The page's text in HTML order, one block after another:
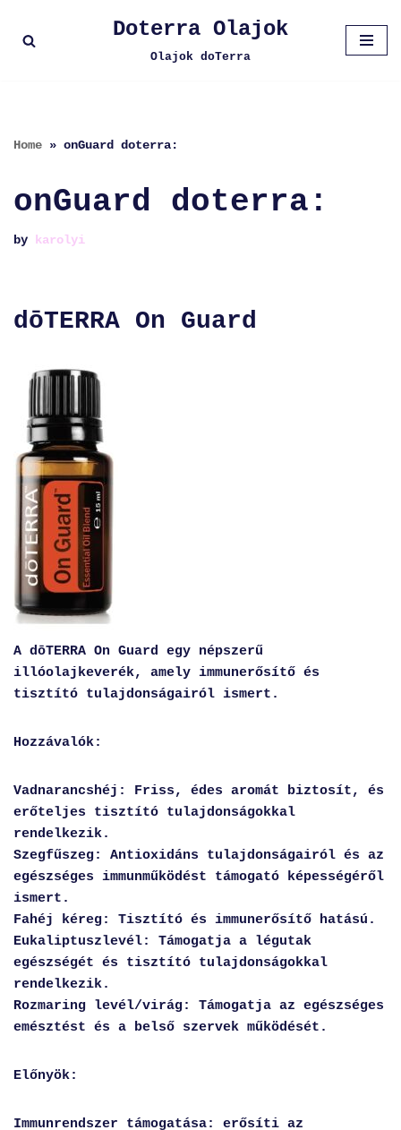
Skip
Doterra Olajok
Olajok doTerra
Home » onGuard doterra:
onGuard doterra:
by karolyi
dōTERRA On Guard
A dōTERRA On Guard egy népszerű
illóolajkeverék, amely immunerősítő és
tisztító tulajdonságairól ismert.
Hozzávalók:
Vadnarancshéj: Friss, édes aromát biztosít, és
erőteljes tisztító tulajdonságokkal
rendelkezik.
Szegfűszeg: Antioxidáns tulajdonságairól és az
egészséges immunműködést támogató képességéről
ismert.
Fahéj kéreg: Tisztító és immunerősítő hatású.
Eukaliptuszlevél: Támogatja a légutak
egészségét és tisztító tulajdonságokkal
rendelkezik.
Rozmaring levél/virág: Támogatja az egészséges
emésztést és a belső szervek működését.
Előnyök:
Immunrendszer támogatása: erősíti az